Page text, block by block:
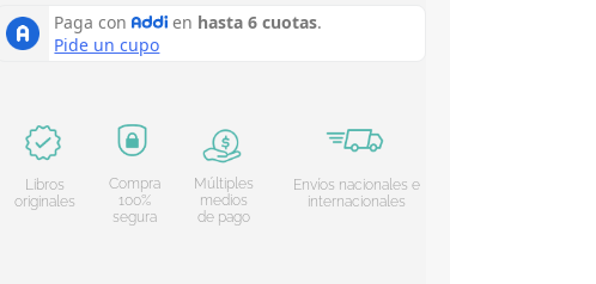
Libros
originales
Compra
100%
segura
Múltiples
medios
de pago
Envíos nacionales e
internacionales